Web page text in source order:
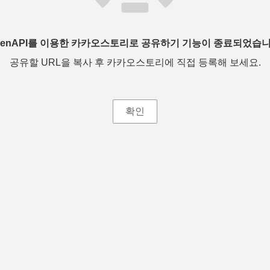
를 이용한 카카오스토리로 공유하기 기능이 종료되었습
공유할 URL을 복사 후 카카오스토리에 직접 등록해 보세요.
확인